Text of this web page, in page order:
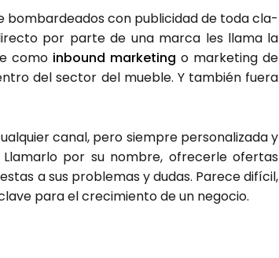
bom­bar­dea­dos con publi­ci­dad de toda cla­
por par­te de una mar­ca les lla­ma la
como inbound mar­ke­ting o mar­ke­ting de
del sec­tor del mue­ble. Y tam­bién fue­ra
canal, pero siem­pre per­so­na­li­za­da y
por su nom­bre, ofre­cer­le ofer­tas
a sus pro­ble­mas y dudas. Pare­ce difí­cil,
para el cre­ci­mien­to de un nego­cio.